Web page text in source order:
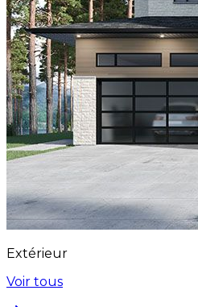
Extérieur
Voir tous